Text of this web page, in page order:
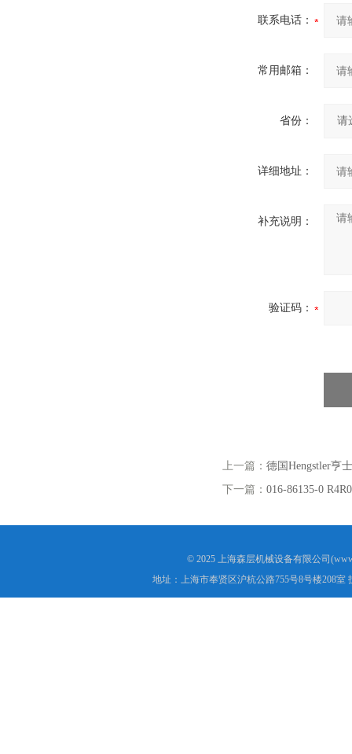
联系电话：
常用邮箱：
省份：
详细地址：
补充说明：
验证码：
上一篇： 德国Hengstler亨
下一篇： 016-86135-0
© 2025 上海森层机械设备有限公司
地址：上海市奉贤区沪杭公路755号8号楼208室